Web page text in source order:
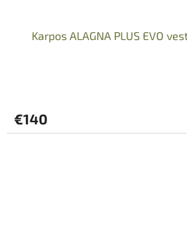
Karpos ALAGNA PLUS EVO
€140